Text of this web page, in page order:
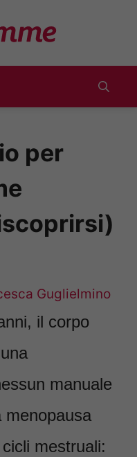
per
Guglielmino
il corpo
manuale
menopausa
mestruali: